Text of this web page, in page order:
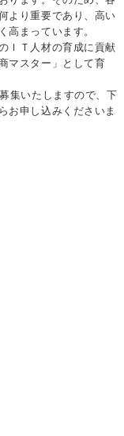
より重要であり、高い
高まっています。
ＩＴ人材の育成に貢献
マスター」として育
集いたしますので、下
お申し込みくださいま